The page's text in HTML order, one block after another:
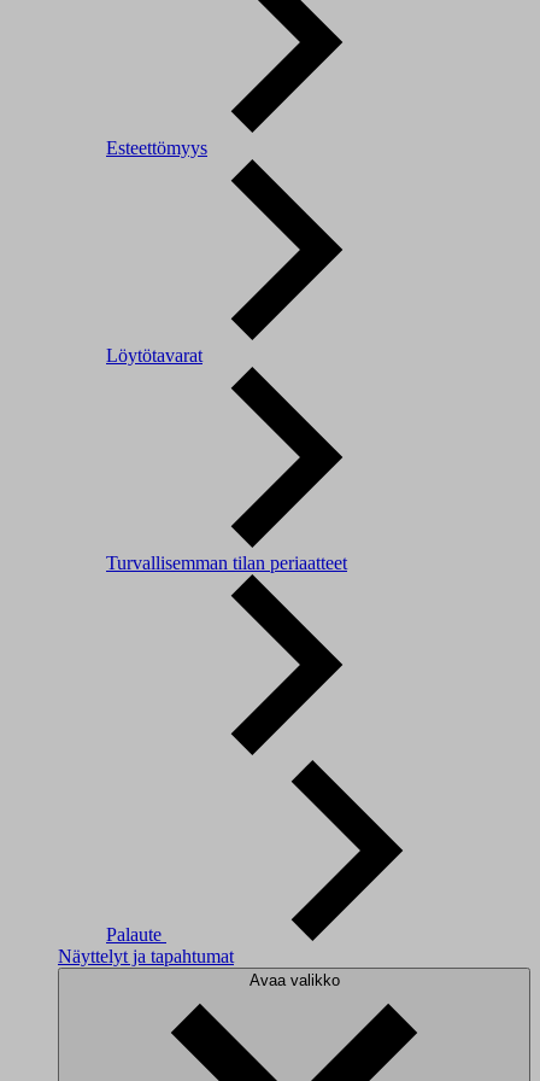
Esteettömyys
Löytötavarat
Turvallisemman tilan periaatteet
Palaute
Näyttelyt ja tapahtumat
Avaa valikko